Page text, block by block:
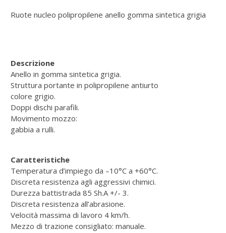
Ruote nucleo polipropilene anello gomma sintetica grigia
Descrizione
Anello in gomma sintetica grigia.
Struttura portante in polipropilene antiurto
colore grigio.
Doppi dischi parafili.
Movimento mozzo:
gabbia a rulli.
Caratteristiche
Temperatura d’impiego da –10°C a +60°C.
Discreta resistenza agli aggressivi chimici.
Durezza battistrada 85 Sh.A +/- 3.
Discreta resistenza all’abrasione.
Velocità massima di lavoro 4 km/h.
Mezzo di trazione consigliato: manuale.